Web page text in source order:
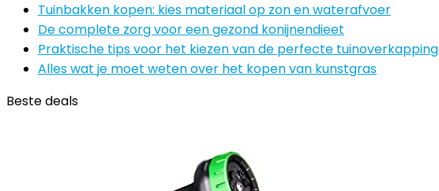
Tuinbakken kopen: kies materiaal op zon en waterafvoer
De complete zorg voor een gezond konijnendieet
Praktische tips voor het kiezen van de perfecte tuinoverkapping
Alles wat je moet weten over het kopen van kunstgras
Beste deals